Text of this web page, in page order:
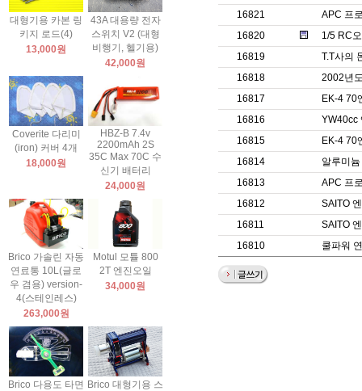
대형기용 카본 링
키지 로드(4)
13,000원
43A 대용량 전자
스위치 V2 (대형
비행기, 헬기용)
42,000원
Coverite 다리미
(iron) 커버 4개
18,000원
HBZ-B 7.4v
2200mAh 2S
35C Max 70C 수
신기 배터리
24,000원
Brico 가솔린 자동
연료통 10L(글로
우 겸용) version-
4(스테인레스)
263,000원
Motul 모튤 800
2T 엔진오일
34,000원
Brico 다용도 타면 Brico 대형기용 스
16821
APC 프
16820
1/5 RC
16819
T.T사의
16818
2002년
16817
EK-4 70
16816
YW40cc
16815
EK-4 70
16814
알루미
16813
APC 프
16812
SAITO
16811
SAITO
16810
쿨파워